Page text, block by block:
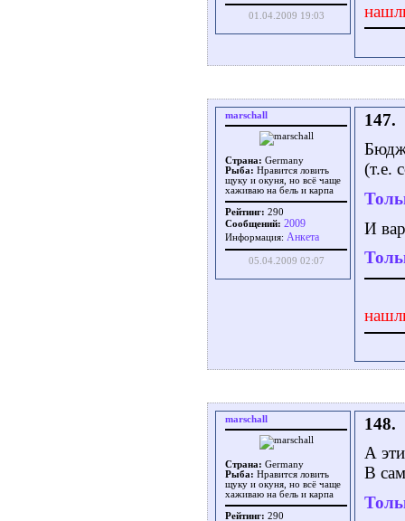
01.04.2009 19:03
marschall
Страна: Germany
Рыба: Нравится ловить
щуку и окуня, но всё чаще
хаживаю на бель и карпа
Рейтинг: 290
Сообщений: 2009
Информация: Aнкета
05.04.2009 02:07
147.
(т.е.
И
marschall
Страна: Germany
Рыба: Нравится ловить
щуку и окуня, но всё чаще
хаживаю на бель и карпа
Рейтинг: 290
148.
А
В